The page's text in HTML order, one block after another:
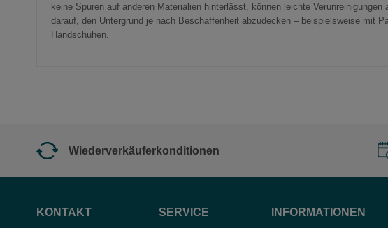
keine Spuren auf anderen Materialien hinterlässt, können leichte
darauf, den Untergrund je nach Beschaffenheit abzudecken – beispielsweise mit
Handschuhen.
Wiederverkäuferkonditionen
KONTAKT SERVICE INFORMATIONEN